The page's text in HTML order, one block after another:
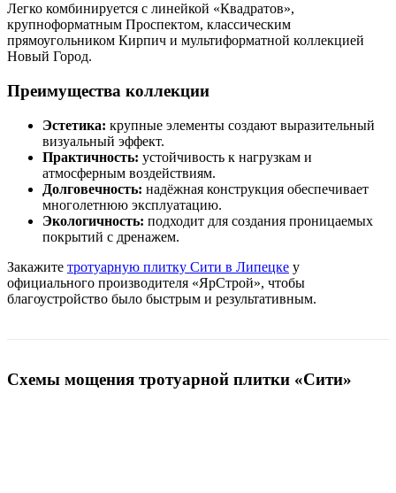
Легко комбинируется с линейкой «Квадратов»,
крупноформатным Проспектом, классическим
прямоугольником Кирпич и мультиформатной коллекцией
Новый Город.
Преимущества коллекции
Эстетика: крупные элементы создают выразительный
визуальный эффект.
Практичность: устойчивость к нагрузкам и
атмосферным воздействиям.
Долговечность: надёжная конструкция обеспечивает
многолетнюю эксплуатацию.
Экологичность: подходит для создания проницаемых
покрытий с дренажем.
Закажите тротуарную плитку Сити в Липецке у
официального производителя «ЯрСтрой», чтобы
благоустройство было быстрым и результативным.
Схемы мощения тротуарной плитки «Сити»